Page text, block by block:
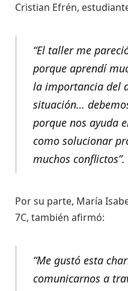
Cristian Efrén,
“El taller me
porque aprendí
la importancia del
situación…
porque nos ayuda
como solucionar
muchos conflictos”.
Por su parte, María
7C, también afirmó:
“Me gustó esta
comunicarnos a